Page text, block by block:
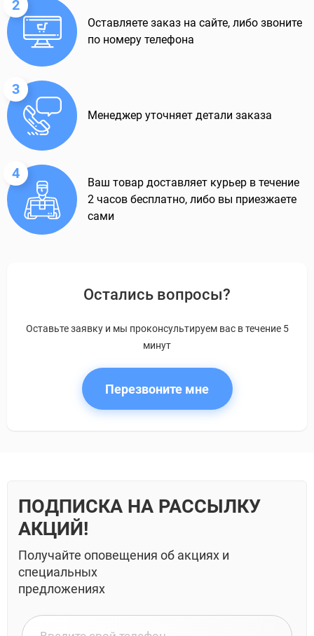
2
Оставляете заказ на сайте, либо звоните
по номеру телефона
3
Менеджер уточняет детали заказа
4
Ваш товар доставляет курьер в течение
2 часов бесплатно, либо вы приезжаете
сами
Остались вопросы?
Оставьте заявку и мы проконсультируем вас в течение 5
минут
Перезвоните мне
ПОДПИСКА НА РАССЫЛКУ
АКЦИЙ!
Получайте оповещения об акциях и
специальных
предложениях